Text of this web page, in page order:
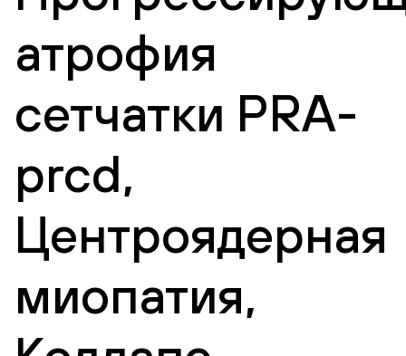
атрофия
сетчатки PRA-
prcd,
Центроядерная
миопатия,